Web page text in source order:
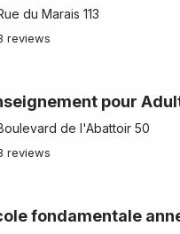
du Marais 113
reviews
pour
de l'Abattoir 50
reviews
fondamentale